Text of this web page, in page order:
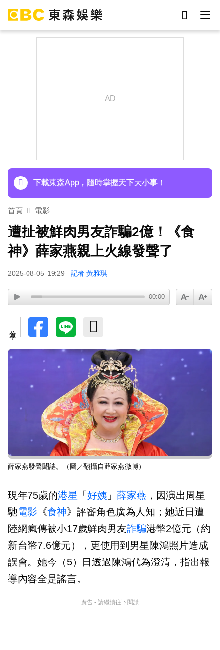
下載東森App，隨時掌握天下大小事！
首頁 電影
遭扯被鮮肉男友詐騙2億！《食
神》薛家燕親上火線發聲了
2025-08-05 19:29 記者 黃雅琪
00:00
薛家燕發聲闢謠。（圖／翻攝自薛家燕微博）
現年75歲的港星 「 好姨 」 薛家燕 ，因演出周星
馳電影 《食神》評審角色廣為人知；她近日遭
陸網瘋傳被小17歲鮮肉男友詐騙港幣2億元（約
新台幣7.6億元），更使用到男星陳鴻照片造成
誤會。她今（5）日透過陳鴻代為澄清，指出報
導內容全是謠言。
廣告 - 請繼續往下閱讀